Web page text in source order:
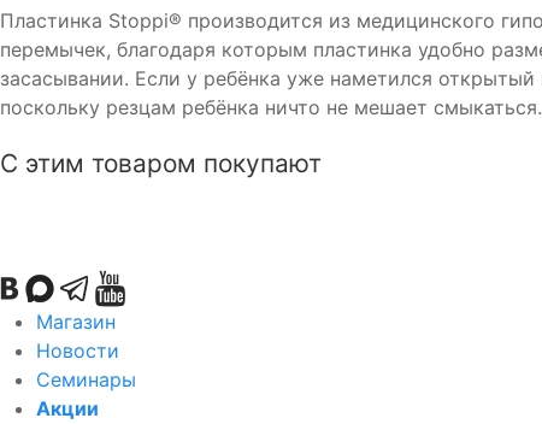
Пластинка Stoppi® производится из медицинского
перемычек, благодаря которым пластинка удобно
засасывании. Если у ребёнка уже наметился
поскольку резцам ребёнка ничто не мешает смыкаться.
С этим товаром покупают
Магазин
Новости
Семинары
Акции